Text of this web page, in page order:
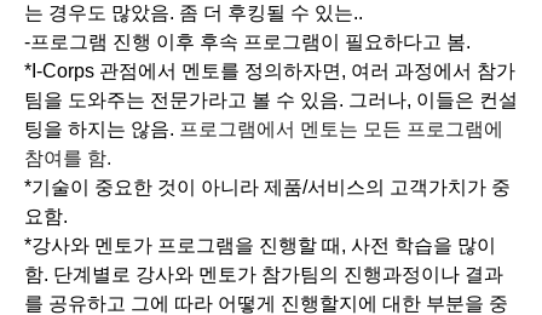
는 경우도 많았음. 좀 더 후킹될 수 있는..
-프로그램 진행 이후 후속 프로그램이 필요하다고 봄.
*I-Corps 관점에서 멘토를 정의하자면, 여러 과정에서 참가
팀을 도와주는 전문가라고 볼 수 있음. 그러나, 이들은 컨설
팅을 하지는 않음. 프로그램에서 멘토는 모든 프로그램에
참여를 함.
*기술이 중요한 것이 아니라 제품/서비스의 고객가치가 중
요함.
*강사와 멘토가 프로그램을 진행할 때, 사전 학습을 많이
함. 단계별로 강사와 멘토가 참가팀의 진행과정이나 결과
를 공유하고 그에 따라 어떻게 진행할지에 대한 부분을 중